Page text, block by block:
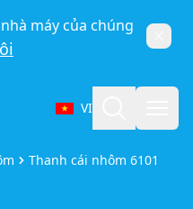
máy của chúng
Đóng
VI
Chọn ngôn ngữ
Thanh cái nhôm 6101